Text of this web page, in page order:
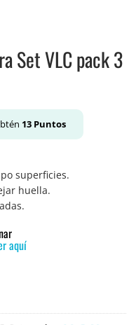
Set VLC pack 3
13Puntos
superficies.
huella.
aquí